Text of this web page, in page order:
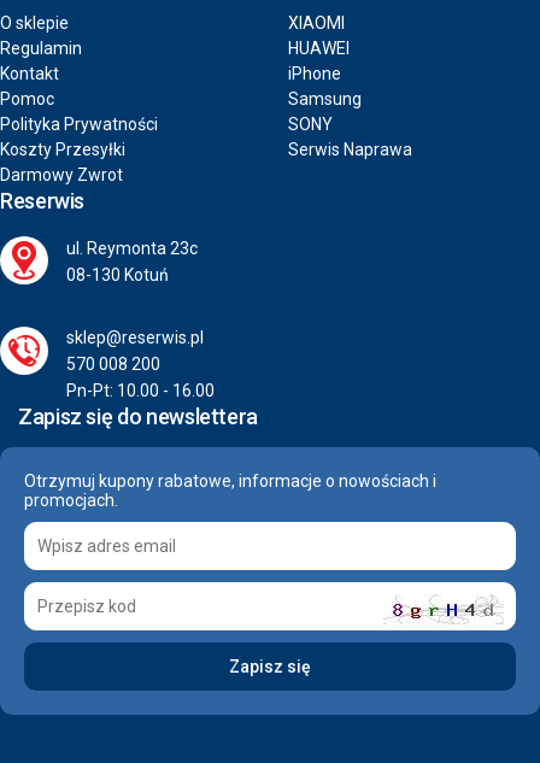
O sklepie
Regulamin
Kontakt
Pomoc
Polityka Prywatności
Koszty Przesyłki
Darmowy Zwrot
XIAOMI
HUAWEI
iPhone
Samsung
SONY
Serwis Naprawa
Reserwis
ul. Reymonta 23c
08-130 Kotuń
sklep@reserwis.pl
570 008 200
Pn-Pt: 10.00 - 16.00
Zapisz się do newslettera
Otrzymuj kupony rabatowe, informacje o nowościach i
promocjach.